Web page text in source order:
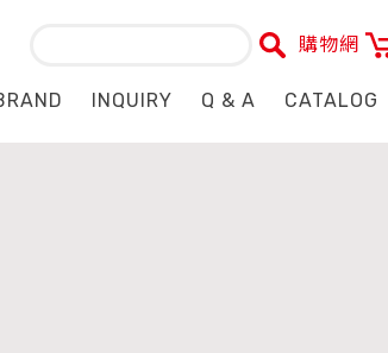
購物網
INQUIRY Q & A CATALOG